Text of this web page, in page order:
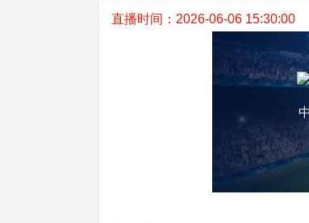
直播时间：2026-06-06 15:30:00